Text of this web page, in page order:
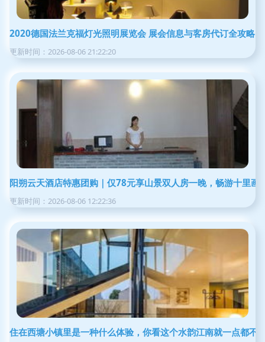
2020德国法兰克福灯光照明展览会 展会信息与客房代订全攻略
更新时间：2026-08-06 21:22:20
阳朔云天酒店特惠团购｜仅78元享山景双人房一晚，畅游十里画
更新时间：2026-08-06 12:22:36
住在西塘小镇里是一种什么体验，你看这个水韵江南就一点都不